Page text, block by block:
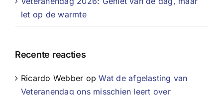
let op de warmte
Recente reacties
Ricardo Webber opWat de afgelasting van
Veteranendag ons misschien leert over